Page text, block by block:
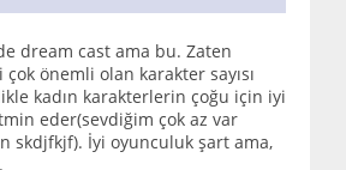
dream cast ama bu. Zaten
önemli olan karakter sayısı
kadın karakterlerin çoğu için iyi
eder(sevdiğim çok az var
skdjfkjf). İyi oyunculuk şart ama,